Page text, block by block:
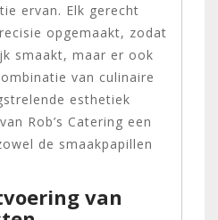
ervan. Elk gerecht
opgemaakt, zodat
smaakt, maar er ook
van culinaire
esthetiek
Rob’s Catering een
de smaakpapillen
van